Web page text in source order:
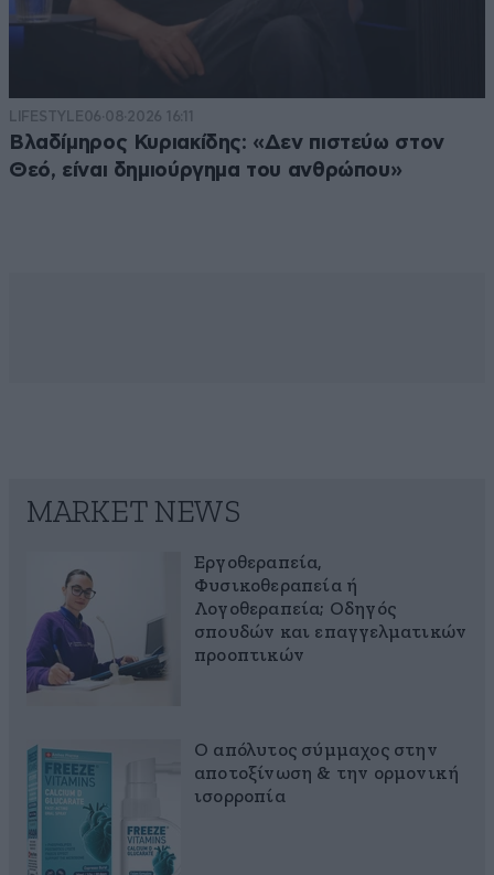
LIFESTYLE06·08·2026 16:11
Βλαδίμηρος Κυριακίδης: «Δεν πιστεύω στον
Θεό, είναι δημιούργημα του ανθρώπου»
MARKET NEWS
Εργοθεραπεία,
Φυσικοθεραπεία ή
Λογοθεραπεία; Οδηγός
σπουδών και επαγγελματικών
προοπτικών
Ο απόλυτος σύμμαχος στην
αποτοξίνωση & την ορμονική
ισορροπία